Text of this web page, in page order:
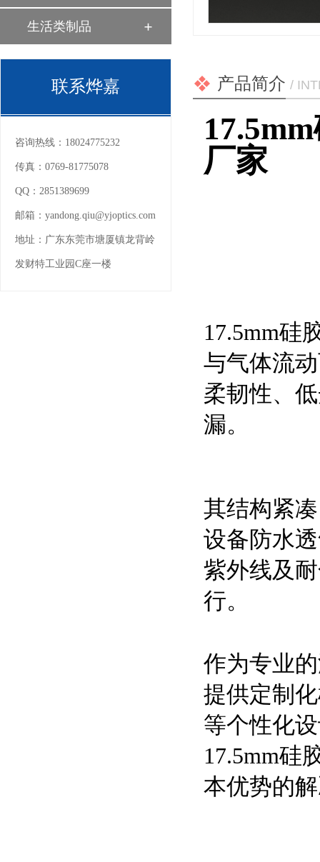
生活类制品
联系烨嘉
咨询热线： 18024775232
传真： 0769-81775078
QQ： 2851389699
邮箱： yandong.qiu@yjoptics.com
地址： 广东东莞市塘厦镇龙背岭
发财特工业园C座一楼
产品简介 /
厂家
17.5mm硅
与气体流
柔韧性、
漏。
其结构紧
设备防水
紫外线及
行。
作为专业
提供定制
等个性化
17.5mm硅
本优势的